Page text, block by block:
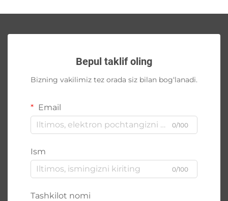
Bepul taklif oling
Bizning vakilimiz tez orada siz bilan bog‘lanadi.
Email
0/100
Ism
0/100
Tashkilot nomi